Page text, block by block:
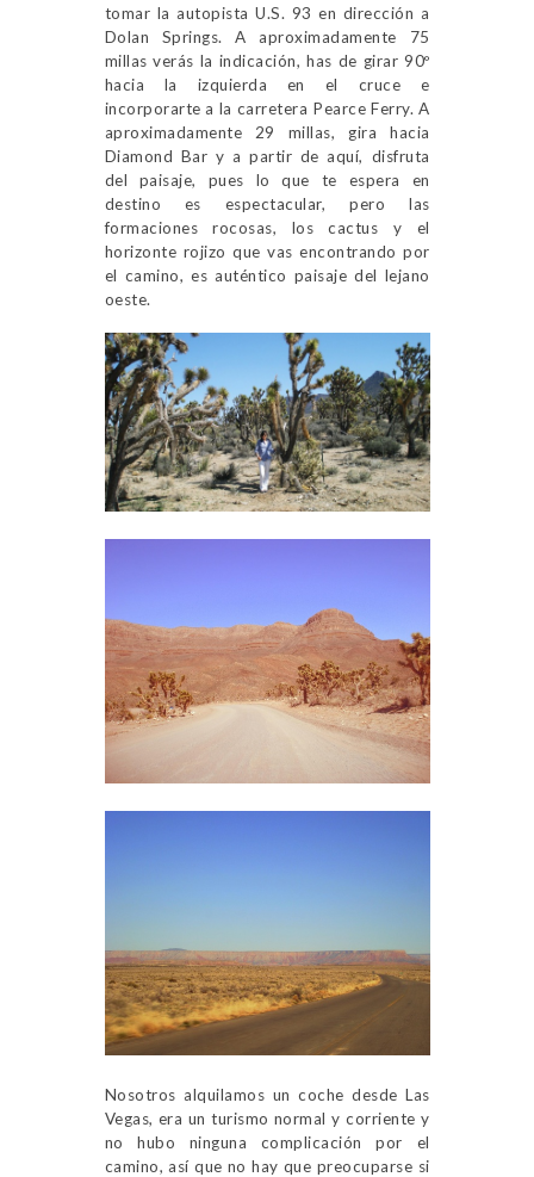
tomar la autopista U.S. 93 en dirección a
Dolan Springs. A aproximadamente 75
millas verás la indicación, has de girar 90º
hacia la izquierda en el cruce e
incorporarte a la carretera Pearce Ferry. A
aproximadamente 29 millas, gira hacia
Diamond Bar y a partir de aquí, disfruta
del paisaje, pues lo que te espera en
destino es espectacular, pero las
formaciones rocosas, los cactus y el
horizonte rojizo que vas encontrando por
el camino, es auténtico paisaje del lejano
oeste.
Nosotros alquilamos un coche desde Las
Vegas, era un turismo normal y corriente y
no hubo ninguna complicación por el
camino, así que no hay que preocuparse si